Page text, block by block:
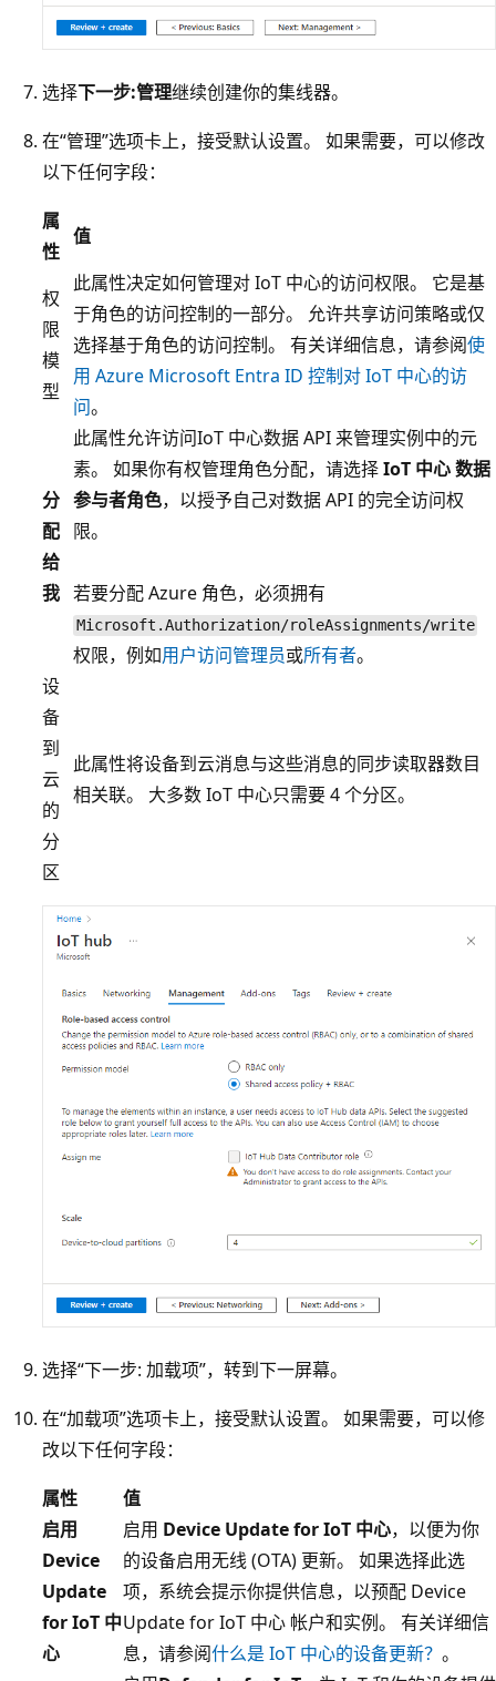
选择下一步:管理继续创建你的集线器。
在“管理”选项卡上，接受默认设置。 如果需要，可以修改
以下任何字段：
属
性
值
权
限
模
型
此属性决定如何管理对 IoT 中心的访问权限。 它是基
于角色的访问控制的一部分。 允许共享访问策略或仅
选择基于角色的访问控制。 有关详细信息，请参阅使
用 Azure Microsoft Entra ID 控制对 IoT 中心的访
问。
分
配
给
我
此属性允许访问IoT 中心数据 API 来管理实例中的元
素。 如果你有权管理角色分配，请选择IoT 中心 数据
参与者角色，以授予自己对数据 API 的完全访问权
限。
若要分配 Azure 角色，必须拥有
Microsoft.Authorization/roleAssignments/write
权限，例如用户访问管理员或所有者。
设
备
到
云
的
分
区
此属性将设备到云消息与这些消息的同步读取器数目
相关联。 大多数 IoT 中心只需要 4 个分区。
选择“下一步: 加载项”，转到下一屏幕。
在“加载项”选项卡上，接受默认设置。 如果需要，可以修
改以下任何字段：
属性
值
启用
Device
Update
for IoT 中
心
启用 Device Update for IoT 中心，以便为你
的设备启用无线 (OTA) 更新。 如果选择此选
项，系统会提示你提供信息，以预配 Device
Update for IoT 中心 帐户和实例。 有关详细信
息，请参阅什么是 IoT 中心的设备更新？ 。